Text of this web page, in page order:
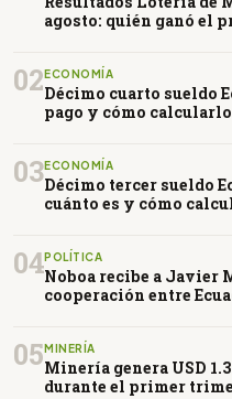
agosto: quién ganó el
02ECONOMÍA
Décimo cuarto sueldo
pago y cómo calcularlo
03ECONOMÍA
Décimo tercer sueldo
cuánto es y cómo
04POLÍTICA
Noboa recibe a Javier
cooperación entre
05MINERÍA
Minería genera USD
durante el primer